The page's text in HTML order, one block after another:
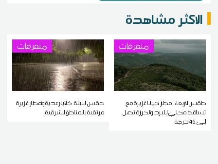
الاكثر مشاهدة
متفرقات
طقس الاربعاء: أمطار أحيانا غزيرة مع
تساقط محلي للبرد والحرارة تصل
إلى 46 درجة
متفرقات
طقس الليلة: خلايا رعدية وأمطار غزيرة
مرتقبة بالمناطق الشرقية